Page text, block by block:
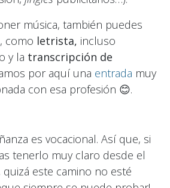
música, también puedes
como letrista, incluso
y la transcripción de
por aquí una entrada muy
con esa profesión 😊.
es vocacional. Así que, si
tenerlo muy claro desde el
quizá este camino no esté